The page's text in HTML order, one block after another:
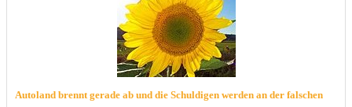
Autoland brennt gerade ab und die Schuldigen werden an der falschen